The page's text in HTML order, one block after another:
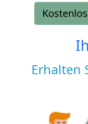
Erhalten